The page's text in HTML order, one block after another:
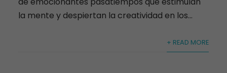
la mente y despiertan la creatividad en los...
+ READ MORE